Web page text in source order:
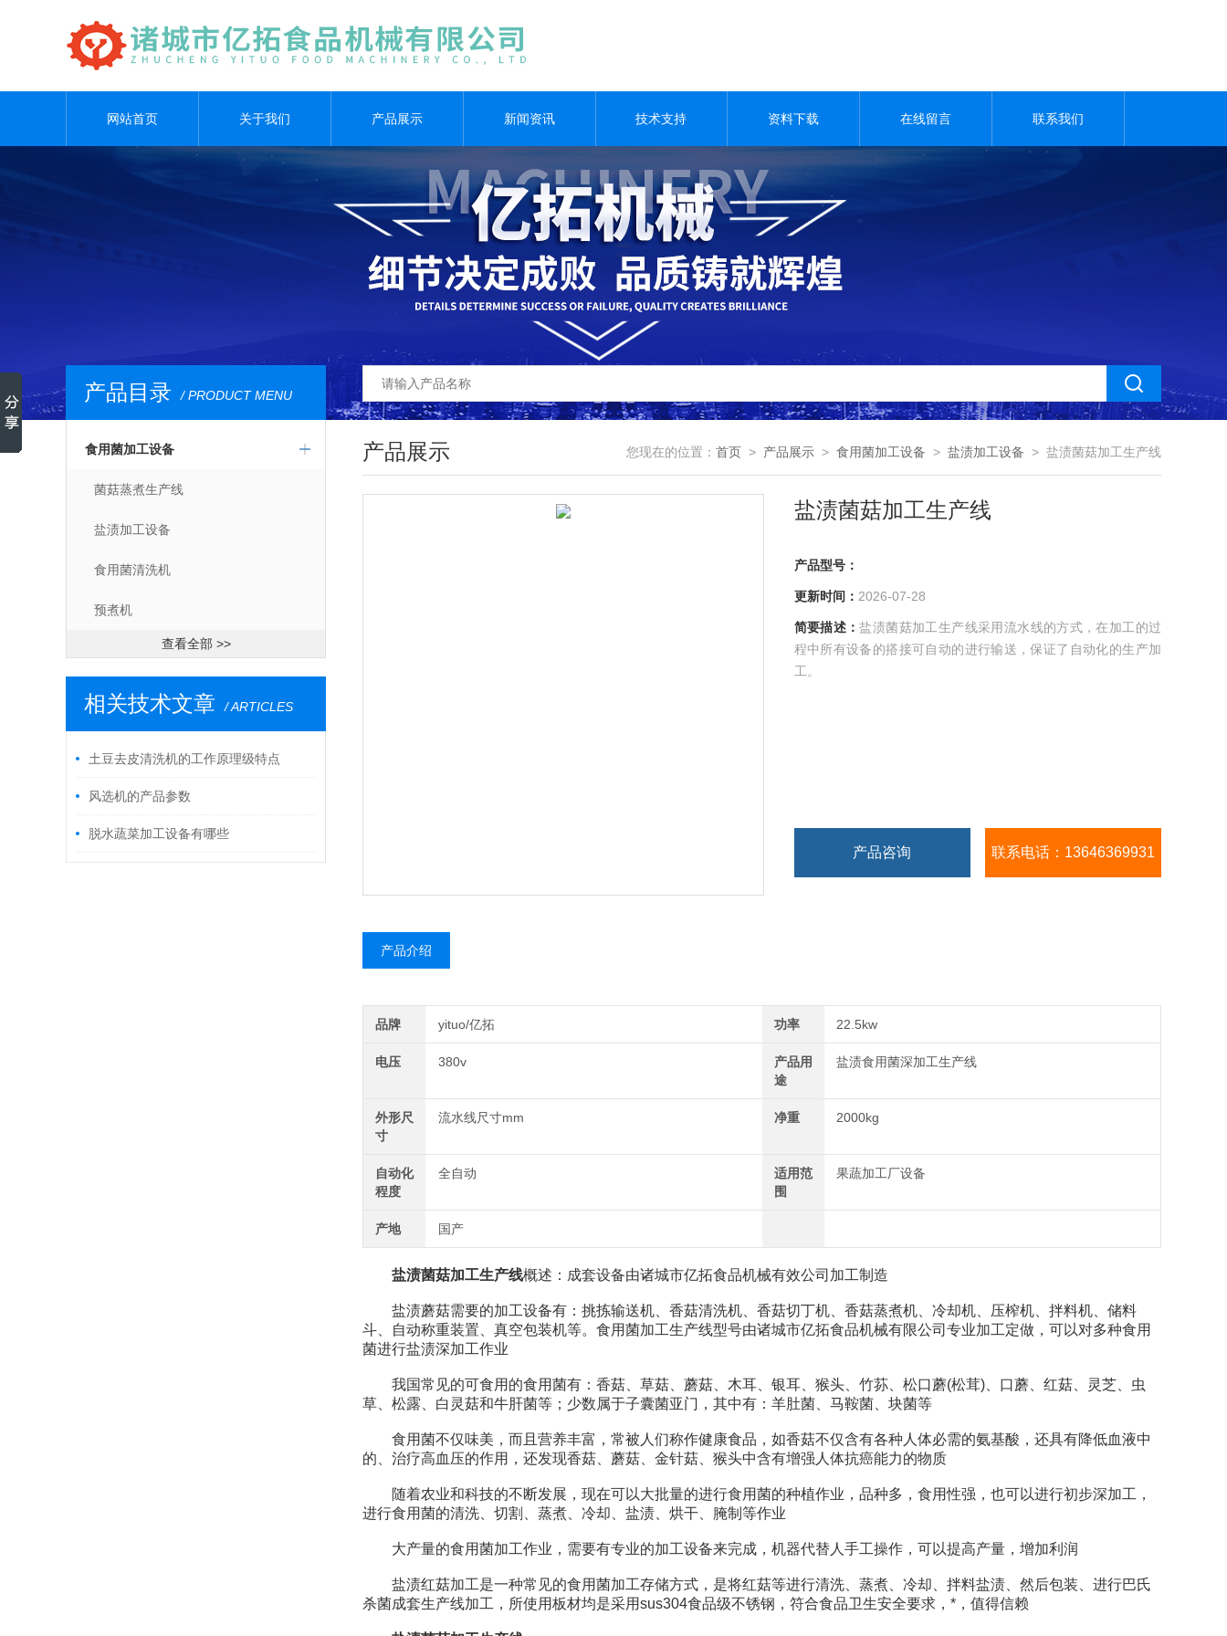
网站首页 关于我们 产品展示 新闻资讯 技术支持 资料下载 在线留言 联系我们
产品目录 / PRODUCT MENU
食用菌加工设备
菌菇蒸煮生产线
盐渍加工设备
食用菌清洗机
预煮机
查看全部 >>
相关技术文章 / ARTICLES
土豆去皮清洗机的工作原理级特点
风选机的产品参数
脱水蔬菜加工设备有哪些
产品展示 您现在的位置： 首页 > 产品展示 > 食用菌加工设备 > 盐渍加工设备 > 盐渍菌菇加工生产线
盐渍菌菇加工生产线
产品型号：
更新时间： 2026-07-28
简要描述：盐渍菌菇加工生产线采用流水线的方式，在加工的过
程中所有设备的搭接可自动的进行输送，保证了自动化的生产加
工。
产品咨询 联系电话：13646369931
产品介绍
品牌 yituo/亿拓 功率 22.5kw
电压 380v
产品用
途
盐渍食用菌深加工生产线
外形尺
寸
流水线尺寸mm 净重 2000kg
自动化
程度
全自动
适用范
围
果蔬加工厂设备
产地 国产
盐渍菌菇加工生产线概述：成套设备由诸城市亿拓食品机械有效公司加工制造
盐渍蘑菇需要的加工设备有：挑拣输送机、香菇清洗机、香菇切丁机、香菇蒸煮机、冷却机、压榨机、拌料机、储料
斗、自动称重装置、真空包装机等。食用菌加工生产线型号由诸城市亿拓食品机械有限公司专业加工定做，可以对多种食用
菌进行盐渍深加工作业
我国常见的可食用的食用菌有：香菇、草菇、蘑菇、木耳、银耳、猴头、竹荪、松口蘑(松茸)、口蘑、红菇、灵芝、虫
草、松露、白灵菇和牛肝菌等；少数属于子囊菌亚门，其中有：羊肚菌、马鞍菌、块菌等
食用菌不仅味美，而且营养丰富，常被人们称作健康食品，如香菇不仅含有各种人体必需的氨基酸，还具有降低血液中
的、治疗高血压的作用，还发现香菇、蘑菇、金针菇、猴头中含有增强人体抗癌能力的物质
随着农业和科技的不断发展，现在可以大批量的进行食用菌的种植作业，品种多，食用性强，也可以进行初步深加工，
进行食用菌的清洗、切割、蒸煮、冷却、盐渍、烘干、腌制等作业
大产量的食用菌加工作业，需要有专业的加工设备来完成，机器代替人手工操作，可以提高产量，增加利润
盐渍红菇加工是一种常见的食用菌加工存储方式，是将红菇等进行清洗、蒸煮、冷却、拌料盐渍、然后包装、进行巴氏
杀菌成套生产线加工，所使用板材均是采用sus304食品级不锈钢，符合食品卫生安全要求，*，值得信赖